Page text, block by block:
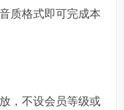
质格式即可完成本
，不设会员等级或